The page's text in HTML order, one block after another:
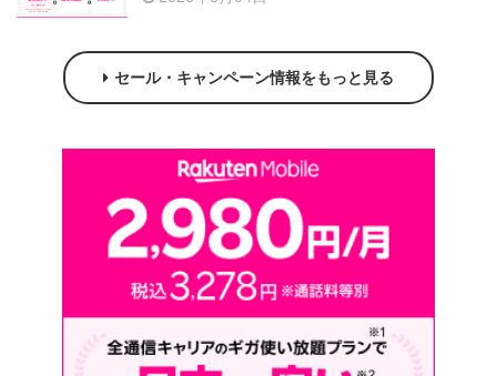
セール・キャンペーン情報をもっと見る